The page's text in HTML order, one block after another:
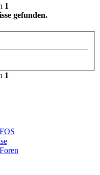
1
gefunden.
1